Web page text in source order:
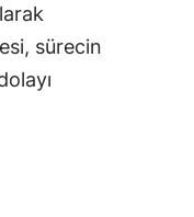
sürecin